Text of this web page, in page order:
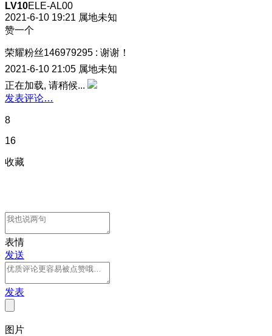
LV10ELE-AL00
2021-6-10 19:21 属地未知
赞一个
荣耀粉丝146979295 : 谢谢！
2021-6-10 21:05 属地未知
正在加载, 请稍候...
发表评论…
8
16
收藏
表情
发送
发表
图片